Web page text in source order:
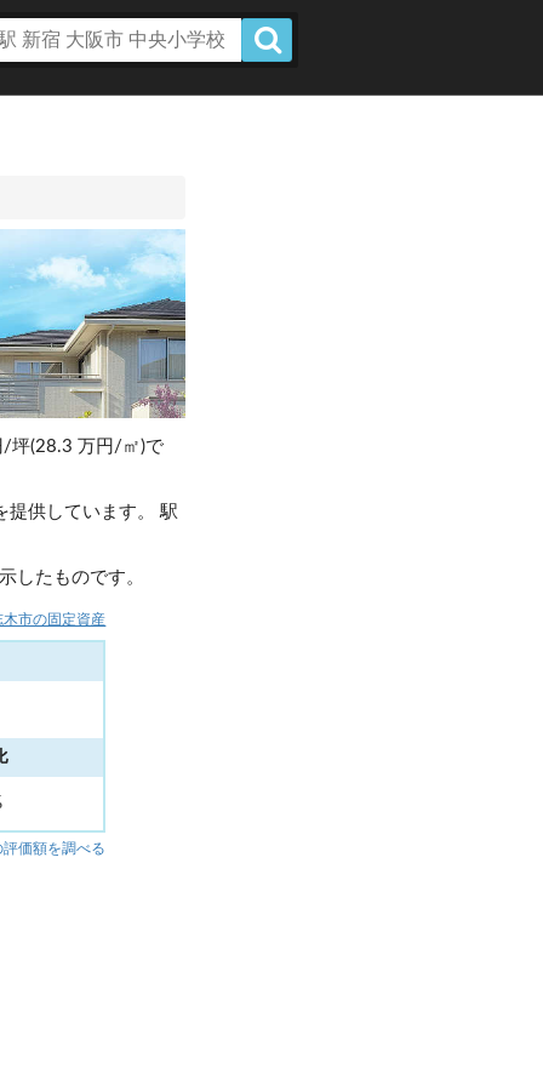
/坪(28.3 万円/㎡)で
提供しています。 駅
したものです。
木市の固定資産
価額を調べる